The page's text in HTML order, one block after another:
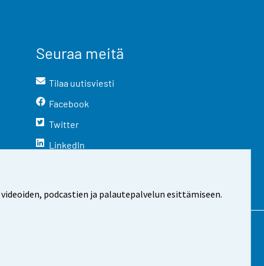
podcastien ja palautepalvelun esittämiseen.
Seuraa meitä
Tilaa uutisviesti
Facebook
Twitter
LinkedIn